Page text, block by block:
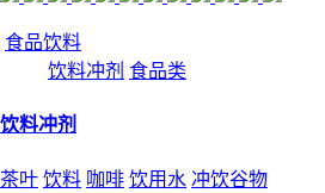
食品饮料
饮料冲剂 食品类
饮料冲剂
茶叶 饮料 咖啡 饮用水 冲饮谷物